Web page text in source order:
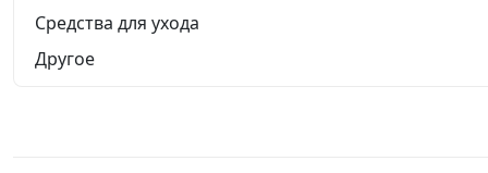
Средства для ухода
Другое